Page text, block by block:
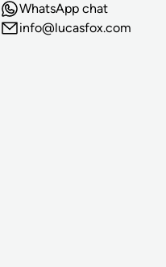
WhatsApp chat
info@lucasfox.com